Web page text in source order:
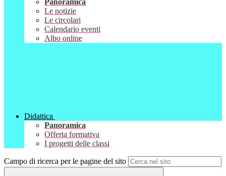
Panoramica
Le notizie
Le circolari
Calendario eventi
Albo online
Didattica
Panoramica
Offerta formativa
I progetti delle classi
Campo di ricerca per le pagine del sito